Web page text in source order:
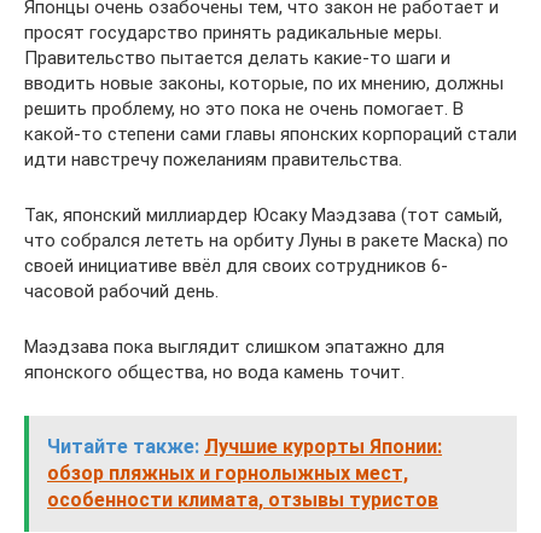
Японцы очень озабочены тем, что закон не работает и
просят государство принять радикальные меры.
Правительство пытается делать какие-то шаги и
вводить новые законы, которые, по их мнению, должны
решить проблему, но это пока не очень помогает. В
какой-то степени сами главы японских корпораций стали
идти навстречу пожеланиям правительства.
Так, японский миллиардер Юсаку Маэдзава (тот самый,
что собрался лететь на орбиту Луны в ракете Маска) по
своей инициативе ввёл для своих сотрудников 6-
часовой рабочий день.
Маэдзава пока выглядит слишком эпатажно для
японского общества, но вода камень точит.
Читайте также: Лучшие курорты Японии:
обзор пляжных и горнолыжных мест,
особенности климата, отзывы туристов